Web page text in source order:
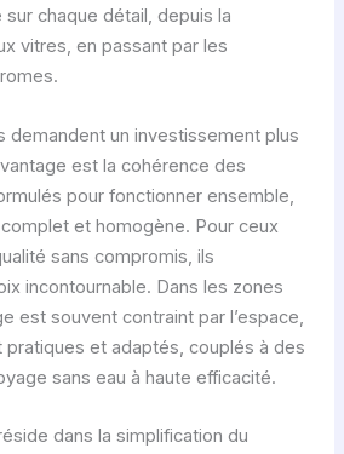
sur chaque détail, depuis la
vitres, en passant par les
demandent un investissement plus
est la cohérence des
pour fonctionner ensemble,
et homogène. Pour ceux
sans compromis, ils
incontournable. Dans les zones
est souvent contraint par l’espace,
et adaptés, couplés à des
sans eau à haute efficacité.
dans la simplification du